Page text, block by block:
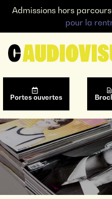
Admissions hors
pour la
Portes ouvertes